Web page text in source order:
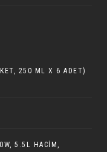
250 ML X 6 ADET)
5.5L HACIM,